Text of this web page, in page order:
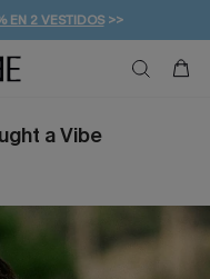
EN 2 VESTIDOS>>
10% EXTRA!
DE 49 € >>
a Vibe